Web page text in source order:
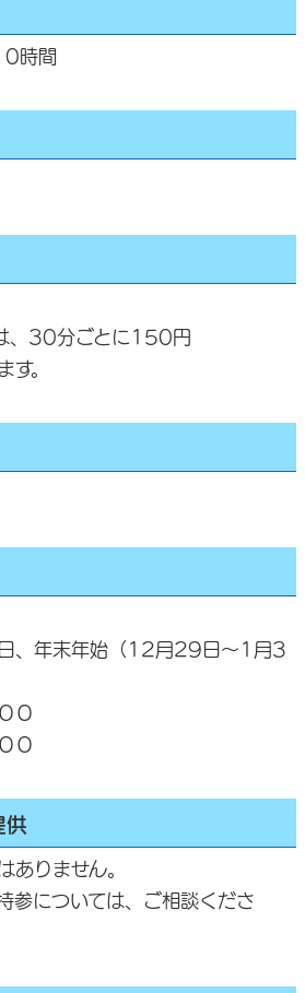
時間
、30分ごとに150円
す。
、年末年始（12月29日～1月3
０
０
供
ありません。
参については、ご相談くださ